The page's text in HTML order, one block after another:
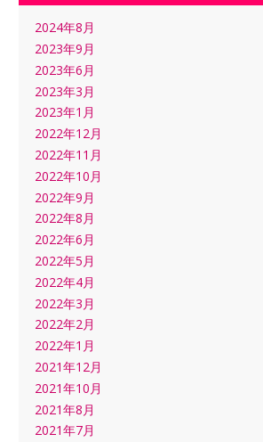
2024年8月
2023年9月
2023年6月
2023年3月
2023年1月
2022年12月
2022年11月
2022年10月
2022年9月
2022年8月
2022年6月
2022年5月
2022年4月
2022年3月
2022年2月
2022年1月
2021年12月
2021年10月
2021年8月
2021年7月